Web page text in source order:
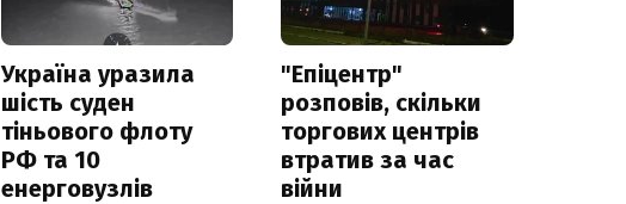
Україна уразила
шість суден
тіньового флоту
РФ та 10
енерговузлів
"Епіцентр"
розповів, скільки
торгових центрів
втратив за час
війни